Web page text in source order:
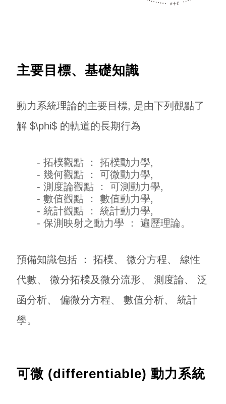
主要目標、基礎知識
動力系統理論的主要目標, 是由下列觀點了
解 $\phi$ 的軌道的長期行為
- 拓樸觀點 ： 拓樸動力學,
- 幾何觀點 ： 可微動力學,
- 測度論觀點 ： 可測動力學,
- 數值觀點 ： 數值動力學,
- 統計觀點 ： 統計動力學,
- 保測映射之動力學 ： 遍歷理論。
預備知識包括 ： 拓樸、 微分方程、 線性
代數、 微分拓樸及微分流形、 測度論、 泛
函分析、 偏微分方程、 數值分析、 統計
學。
可微 (differentiable) 動力系統